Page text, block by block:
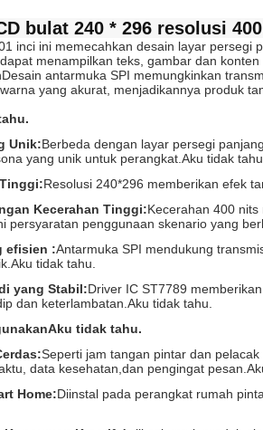
bulat 240 * 296 resolusi
inci ini memecahkan desain layar
menampilkan teks, gambar dan
antarmuka SPI memungkinkan
yang akurat, menjadikannya produk
Unik:Berbeda dengan layar persegi
yang unik untuk perangkat. Aku tidak tahu.
:Resolusi 240*296 memberikan efek
Kecerahan Tinggi:Kecerahan 400
persyaratan penggunaan skenario yang
efisien :Antarmuka SPI mendukung
Aku tidak tahu.
yang Stabil:Driver IC ST7789
dan keterlambatan. Aku tidak tahu.
Aku tidak tahu.
:Seperti jam tangan pintar dan
data kesehatan,dan pengingat pesan.
Home:Diinstal pada perangkat rumah